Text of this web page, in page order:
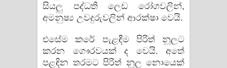
සියලු පද්ධති ලෙඩ රෝගවලින්,
අමනුෂ්‍ය උවදුරුවලින් ආරක්ෂා වෙයි.
එසේම කරේ පැළඳීම පිරිත් නූලට
කරන ගෞරවයක් ද වෙයි. අතේ
පළඳින තරමට පිරිත් නූල නොයෙක්